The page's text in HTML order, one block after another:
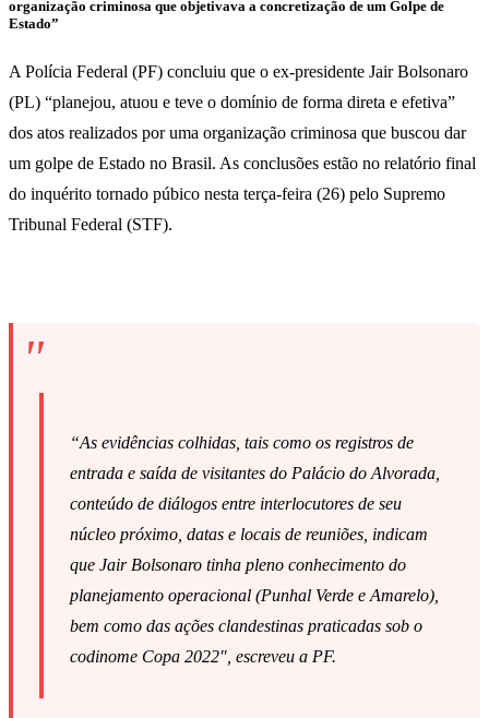
organização criminosa que objetivava a concretização de um Golpe de
Estado”
A Polícia Federal (PF) concluiu que o ex-presidente Jair Bolsonaro
(PL) “planejou, atuou e teve o domínio de forma direta e efetiva”
dos atos realizados por uma organização criminosa que buscou dar
um golpe de Estado no Brasil. As conclusões estão no relatório final
do inquérito tornado púbico nesta terça-feira (26) pelo Supremo
Tribunal Federal (STF).
“As evidências colhidas, tais como os registros de
entrada e saída de visitantes do Palácio do Alvorada,
conteúdo de diálogos entre interlocutores de seu
núcleo próximo, datas e locais de reuniões, indicam
que Jair Bolsonaro tinha pleno conhecimento do
planejamento operacional (Punhal Verde e Amarelo),
bem como das ações clandestinas praticadas sob o
codinome Copa 2022″, escreveu a PF.